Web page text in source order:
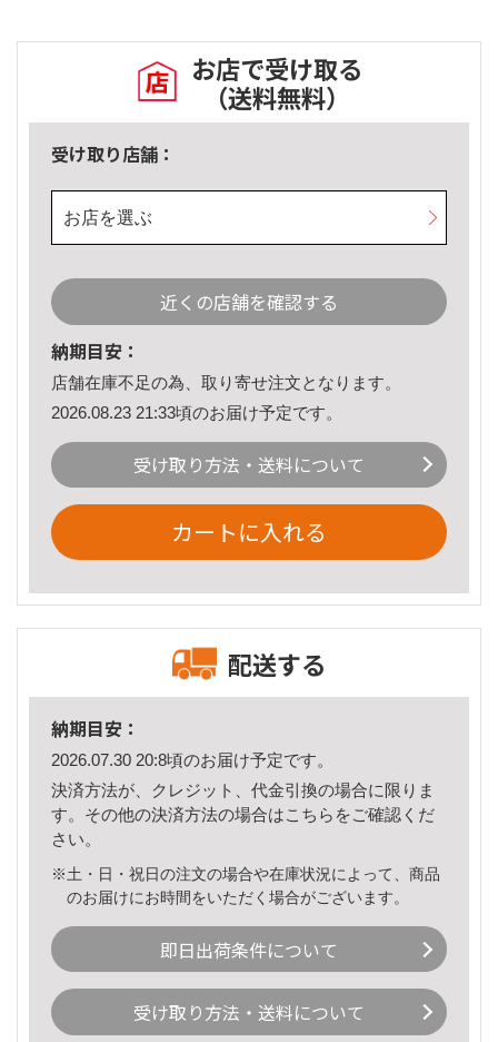
お店で受け取る
（送料無料）
受け取り店舗：
お店を選ぶ
近くの店舗を確認する
納期目安：
店舗在庫不足の為、取り寄せ注文となります。
2026.08.23 21:33頃のお届け予定です。
受け取り方法・送料について
カートに入れる
配送する
納期目安：
2026.07.30 20:8頃のお届け予定です。
決済方法が、クレジット、代金引換の場合に限りま
す。その他の決済方法の場合はこちら をご確認くだ
さい。
※土・日・祝日の注文の場合や在庫状況によって、商品
のお届けにお時間をいただく場合がございます。
即日出荷条件について
受け取り方法・送料について